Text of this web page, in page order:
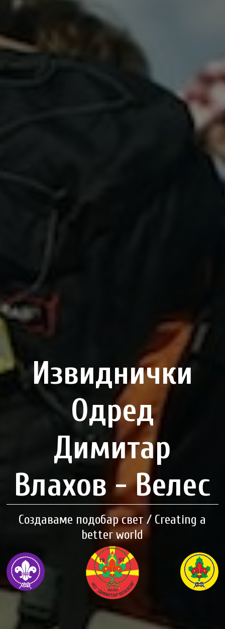
Извиднички
Одред
Димитар
Влахов - Велес
Создаваме подобар свет / Creating a
better world